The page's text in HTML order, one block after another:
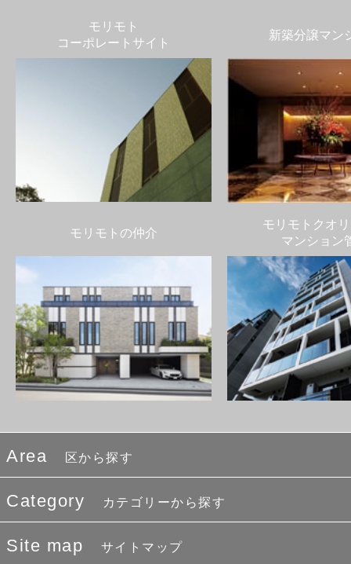
モリモト
コーポレートサイト
新築分譲マン
モリモトの仲介
モリモトクオ
マンション
Area 区から探す
Category カテゴリーから探す
Site map サイトマップ